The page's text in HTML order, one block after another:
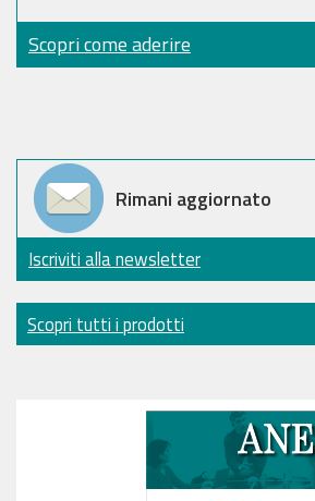
Scopri come aderire
Rimani aggiornato
Iscriviti alla newsletter
Scopri tutti i prodotti